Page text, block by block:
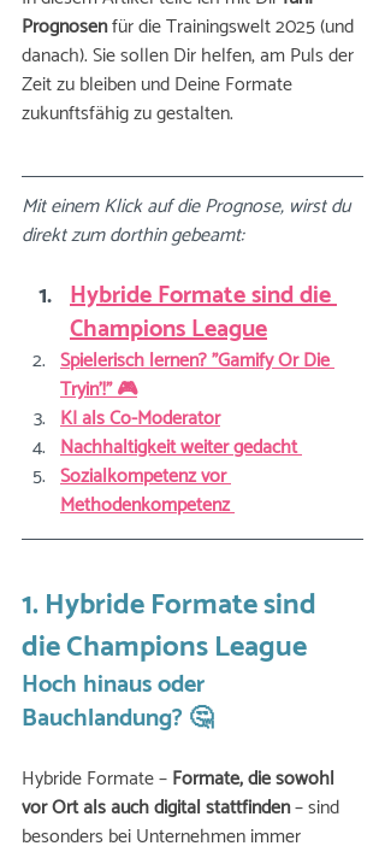
Prognosen für die Trainingswelt 2025 (und
danach). Sie sollen Dir helfen, am Puls der
Zeit zu bleiben und Deine Formate
zukunftsfähig zu gestalten.
Mit einem Klick auf die Prognose, wirst du
direkt zum dorthin gebeamt:
Hybride Formate sind die
Champions League
Spielerisch lernen? "Gamify Or Die
Tryin’!" 🎮
KI als Co-Moderator
Nachhaltigkeit weiter gedacht
Sozialkompetenz vor
Methodenkompetenz
1. Hybride Formate sind
die Champions League
Hoch hinaus oder
Bauchlandung? 🤔
Hybride Formate – Formate, die sowohl
vor Ort als auch digital stattfinden – sind
besonders bei Unternehmen immer